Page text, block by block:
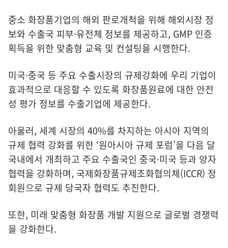
중소 화장품기업의 해외 판로개척을 위해 해외시장 정
보와 수출국 피부·유전체 정보를 제공하고, GMP 인증
획득을 위한 맞춤형 교육 및 컨설팅을 시행한다.
미국·중국 등 주요 수출시장의 규제강화에 우리 기업이
효과적으로 대응할 수 있도록 화장품원료에 대한 안전
성 평가 정보를 수출기업에 제공한다.
아울러, 세계 시장의 40%를 차지하는 아시아 지역의
규제 협력 강화를 위한 ‘원아시아 규제 포럼’을 다음 달
국내에서 개최하고 주요 수출국인 중국·미국 등과 양자
협력을 강화하며, 국제화장품규제조화협의체(ICCR) 정
회원으로 규제 당국자 협력도 추진한다.
또한, 미래 맞춤형 화장품 개발 지원으로 글로벌 경쟁력
을 강화한다.